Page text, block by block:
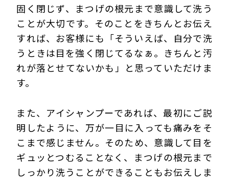
固く閉じず、まつげの根元まで意識して洗う
ことが大切です。そのことをきちんとお伝え
すれば、お客様にも「そういえば、自分で洗
うときは目を強く閉じてるなぁ。きちんと汚
れが落とせてないかも」と思っていただけま
す。
また、アイシャンプーであれば、最初にご説
明したように、万が一目に入っても痛みをそ
こまで感じません。そのため、意識して目を
ギュッとつむることなく、まつげの根元まで
しっかり洗うことができることもお伝えしま